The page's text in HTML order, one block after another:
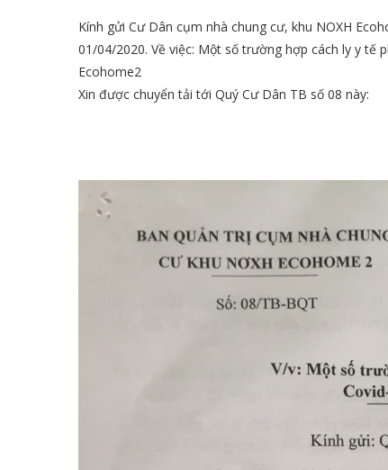
Kính gửi Cư Dân cụm nhà chung cư, khu NOXH
01/04/2020. Về việc: Một số trường hợp cách ly y tế
Ecohome2
Xin được chuyển tải tới Quý Cư Dân TB số 08 này: